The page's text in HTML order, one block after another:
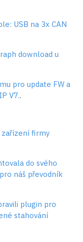
USB na 3x CAN
download u
pro update FW a
V7..
firmy
do svého
náš převodník
plugin pro
stahování